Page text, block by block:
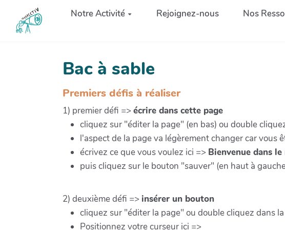
Aller au contenu principal
Notre Activité Rejoignez-nous Nos
Bac à sable
Premiers défis à réaliser
1) premier défi => écrire dans cette page
cliquez sur "éditer la page" (en bas) ou double
l'aspect de la page va légèrement changer car vous
écrivez ce que vous voulez ici => Bienvenue dans
puis cliquez sur le bouton "sauver" (en haut à
2) deuxième défi => insérer un bouton
cliquez sur "éditer la page" ou double cliquez dans
Positionnez votre curseur ici =>